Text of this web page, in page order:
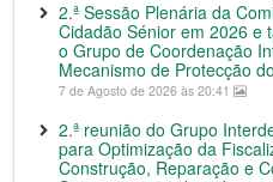
2.ª Sessão Plenária da
Cidadão Sénior em 2026 e
o Grupo de Coordenação
Mecanismo de Protecção
7 de Agosto de 2026 às 20:41
2.ª reunião do Grupo
para Optimização da
Construção, Reparação e